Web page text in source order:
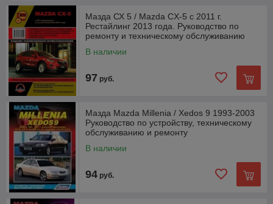
Мазда СХ 5 / Mazda CX-5 c 2011 г.
Рестайлинг 2013 года. Руководство по
ремонту и техническому обслуживанию
В наличии
97 руб.
Мазда Mazda Millenia / Xedos 9 1993-2003
Руководство по устройству, техническому
обслуживанию и ремонту
В наличии
94 руб.